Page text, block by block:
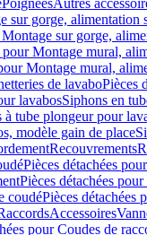
PoignéesAutres
sur gorge, alimentation
sur gorge,
pour Montage mural,
Montage mural,
de lavaboPièces
lavabosSiphons en
à tube plongeur pour
modèle gain de place
Recouvrements
Pièces détachées
Pièces détachées
coudéPièces détachées
Accessoires
pour Coudes de